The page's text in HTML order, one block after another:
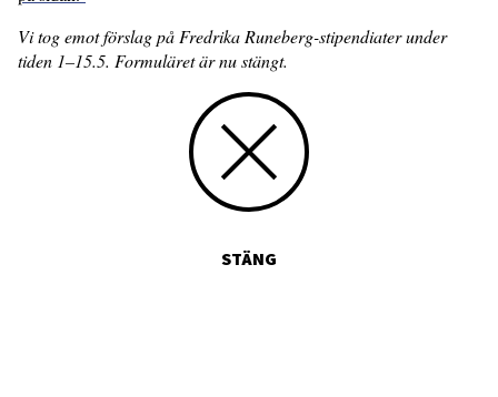
Vi tog emot förslag på Fredrika Runeberg-stipendiater under
tiden 1–15.5. Formuläret är nu stängt.
STÄNG